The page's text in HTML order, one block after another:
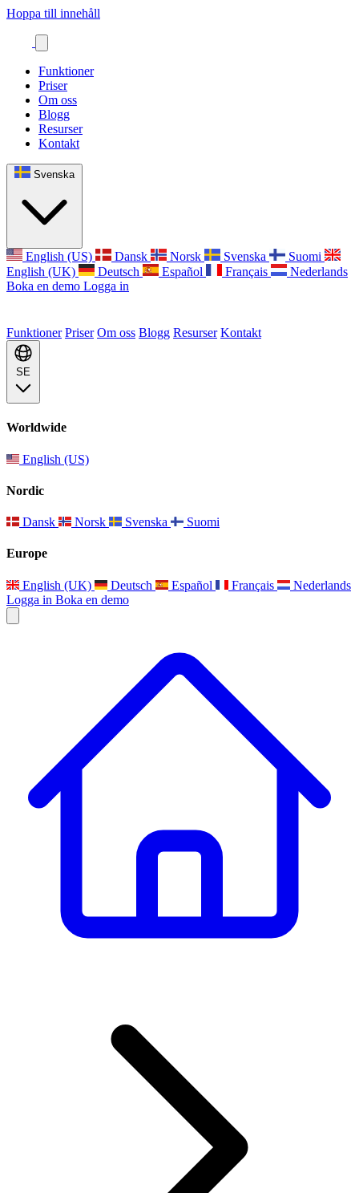
Hoppa till innehåll
Funktioner
Priser
Om oss
Blogg
Resurser
Kontakt
Svenska
English (US) Dansk Norsk Svenska
Suomi
English (UK)
Deutsch Español Français
Nederlands
Boka en demo Logga in
Funktioner Priser Om oss Blogg Resurser Kontakt
SE
Worldwide
English (US)
Nordic
Dansk Norsk Svenska Suomi
Europe
English (UK) Deutsch Español Français
Nederlands
Logga in Boka en demo